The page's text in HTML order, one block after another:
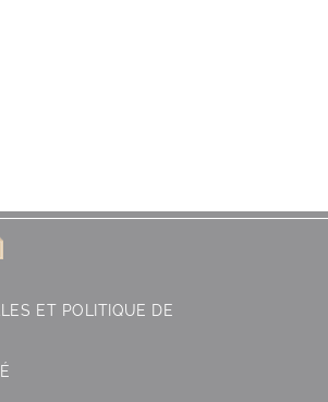
ET POLITIQUE DE